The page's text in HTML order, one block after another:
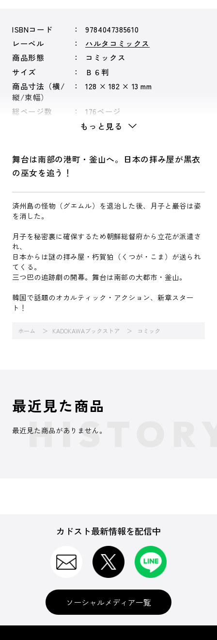
ISBNコード
9784047385610
レーベル
ハルタコミックス
商品形態
コミックス
サイズ
Ｂ６判
商品寸法（横/
縦/束幅）
128 × 182 × 13 mm
総ページ数 176ページ
もっと見る
舞台は南部の港町・釜山へ。日本の拝み屋が黒衣
の巫女を追う！
済州島の怪物（グエムル）を退治した後、月子と巖谷は姿
を消した。
月子を秘密裏に確保するため朝鮮総督府から立花が派遣さ
れ、
日本からは謎の拝み屋・朽賀狛（くつが・こま）が送られ
てくる。
三つ巴の追跡劇の開幕。舞台は南部の大都市・釜山。
韓国で話題のオカルティック・アクション、新章スター
ト！
ホーム KADOKAWAブックストア コミック
最近見た商品
最近見た商品がありません。
カドスト最新情報を配信中
ソーシャルメディア一覧